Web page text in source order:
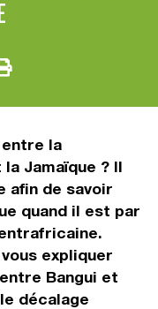
la
Jamaïque ? Il
afin de savoir
quand il est par
expliquer
Bangui et
décalage